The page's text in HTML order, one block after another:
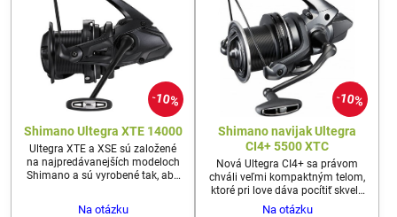
10%
Shimano Ultegra XTE 14000
Ultegra XTE a XSE sú založené
na najpredávanejších modeloch
Shimano a sú vyrobené tak, aby
Na otázku
10%
Shimano navijak Ultegra
CI4+ 5500 XTC
Nová Ultegra CI4+ sa právom
chváli veľmi kompaktným telom,
ktoré pri love dáva pocítiť skvelé
správanie tohoto ľahkého big pit
Na otázku